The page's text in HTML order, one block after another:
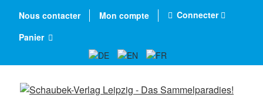
Nous contacter Mon compte
Connecter
Panier